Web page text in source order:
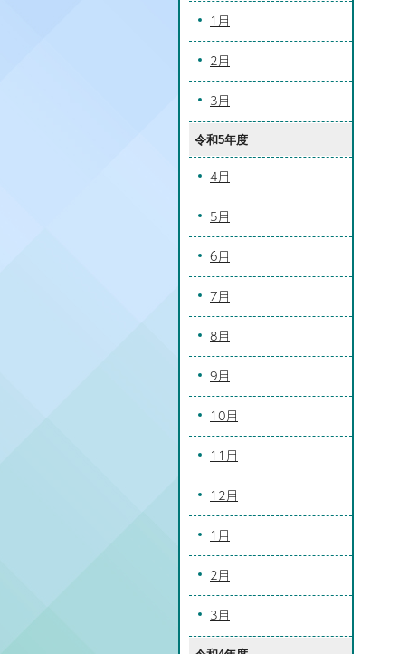
1月
2月
3月
令和5年度
4月
5月
6月
7月
8月
9月
10月
11月
12月
1月
2月
3月